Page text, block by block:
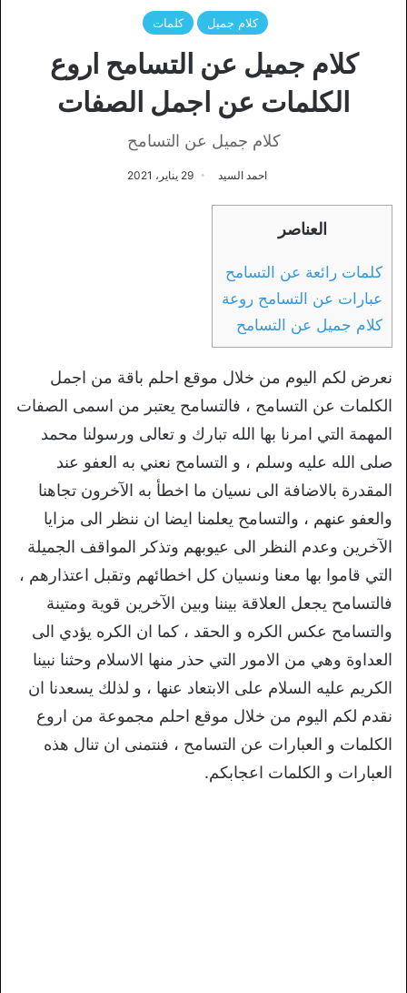
كلام جميل كلمات
كلام جميل عن التسامح اروع
الكلمات عن اجمل الصفات
كلام جميل عن التسامح
احمد السيد 29 يناير، 2021
العناصر
كلمات رائعة عن التسامح
عبارات عن التسامح روعة
كلام جميل عن التسامح
نعرض لكم اليوم من خلال موقع احلم باقة من اجمل
الكلمات عن التسامح ، فالتسامح يعتبر من اسمى الصفات
المهمة التي امرنا بها الله تبارك و تعالى ورسولنا محمد
صلى الله عليه وسلم ، و التسامح نعني به العفو عند
المقدرة بالاضافة الى نسيان ما اخطأ به الآخرون تجاهنا
والعفو عنهم ، والتسامح يعلمنا ايضا ان ننظر الى مزايا
الآخرين وعدم النظر الى عيوبهم وتذكر المواقف الجميلة
التي قاموا بها معنا ونسيان كل اخطائهم وتقبل اعتذارهم ،
فالتسامح يجعل العلاقة بيننا وبين الآخرين قوية ومتينة
والتسامح عكس الكره و الحقد ، كما ان الكره يؤدي الى
العداوة وهي من الامور التي حذر منها الاسلام وحثنا نبينا
الكريم عليه السلام على الابتعاد عنها ، و لذلك يسعدنا ان
نقدم لكم اليوم من خلال موقع احلم مجموعة من اروع
الكلمات و العبارات عن التسامح ، فنتمنى ان تنال هذه
العبارات و الكلمات اعجابكم.